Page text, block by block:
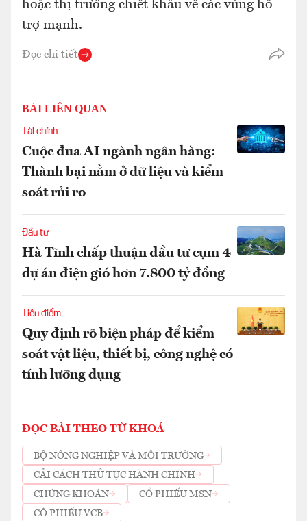
hoặc thị trường chiết khấu về các vùng hỗ
trợ mạnh.
Đọc chi tiết
BÀI LIÊN QUAN
Tài chính
Cuộc đua AI ngành ngân hàng:
Thành bại nằm ở dữ liệu và kiểm
soát rủi ro
Đầu tư
Hà Tĩnh chấp thuận đầu tư cụm 4
dự án điện gió hơn 7.800 tỷ đồng
Tiêu điểm
Quy định rõ biện pháp để kiểm
soát vật liệu, thiết bị, công nghệ có
tính lưỡng dụng
ĐỌC BÀI THEO TỪ KHOÁ
BỘ NÔNG NGHIỆP VÀ MÔI TRƯỜNG
CẢI CÁCH THỦ TỤC HÀNH CHÍNH
CHỨNG KHOÁN
CỔ PHIẾU MSN
CỔ PHIẾU VCB